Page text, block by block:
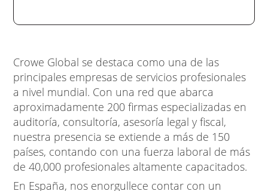
Crowe Global se destaca como una de las
principales empresas de servicios profesionales
a nivel mundial. Con una red que abarca
aproximadamente 200 firmas especializadas en
auditoría, consultoría, asesoría legal y fiscal,
nuestra presencia se extiende a más de 150
países, contando con una fuerza laboral de más
de 40,000 profesionales altamente capacitados.
En España, nos enorgullece contar con un